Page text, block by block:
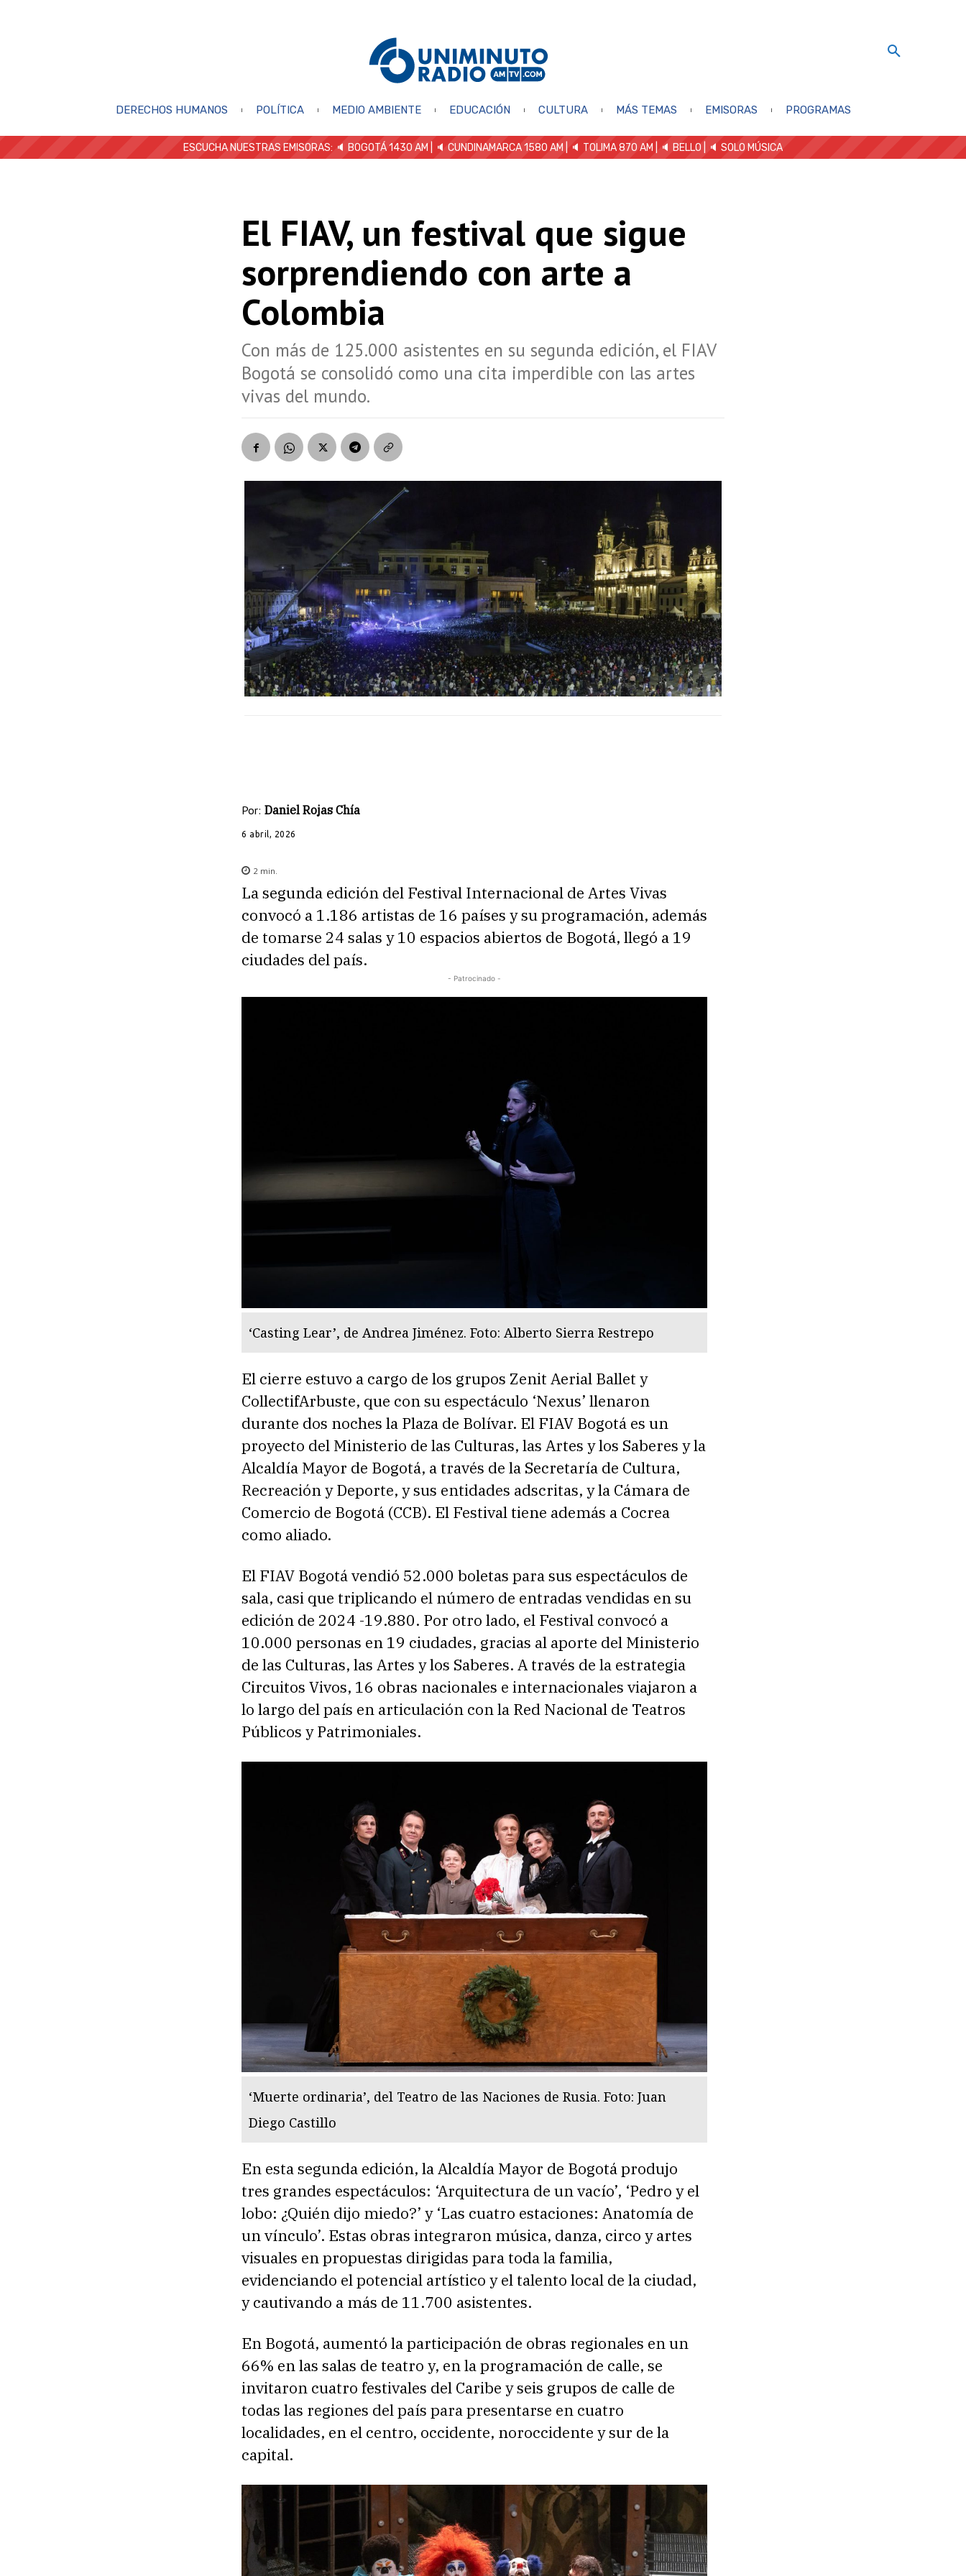
DERECHOS HUMANOS POLÍTICA MEDIO AMBIENTE EDUCACIÓN CULTURA MÁS TEMAS EMISORAS PROGRAMAS
ESCUCHA NUESTRAS EMISORAS: 🔈 BOGOTÁ 1430 AM | 🔈 CUNDINAMARCA 1580 AM | 🔈 TOLIMA 870 AM | 🔈 BELLO 🔈 SOLO MÚSICA
El FIAV, un festival que sigue
sorprendiendo con arte a
Colombia
Con más de 125.000 asistentes en su segunda edición, el FIAV
Bogotá se consolidó como una cita imperdible con las artes
vivas del mundo.
Por: Daniel Rojas Chía
6 abril, 2026
2 min.
La segunda edición del Festival Internacional de Artes Vivas
convocó a 1.186 artistas de 16 países y su programación, además
de tomarse 24 salas y 10 espacios abiertos de Bogotá, llegó a 19
ciudades del país.
- Patrocinado -
‘Casting Lear’, de Andrea Jiménez. Foto: Alberto Sierra Restrepo
El cierre estuvo a cargo de los grupos Zenit Aerial Ballet y
CollectifArbuste, que con su espectáculo ‘Nexus’ llenaron
durante dos noches la Plaza de Bolívar. El FIAV Bogotá es un
proyecto del Ministerio de las Culturas, las Artes y los Saberes y la
Alcaldía Mayor de Bogotá, a través de la Secretaría de Cultura,
Recreación y Deporte, y sus entidades adscritas, y la Cámara de
Comercio de Bogotá (CCB). El Festival tiene además a Cocrea
como aliado.
El FIAV Bogotá vendió 52.000 boletas para sus espectáculos de
sala, casi que triplicando el número de entradas vendidas en su
edición de 2024 -19.880. Por otro lado, el Festival convocó a
10.000 personas en 19 ciudades, gracias al aporte del Ministerio
de las Culturas, las Artes y los Saberes. A través de la estrategia
Circuitos Vivos, 16 obras nacionales e internacionales viajaron a
lo largo del país en articulación con la Red Nacional de Teatros
Públicos y Patrimoniales.
‘Muerte ordinaria’, del Teatro de las Naciones de Rusia. Foto: Juan
Diego Castillo
En esta segunda edición, la Alcaldía Mayor de Bogotá produjo
tres grandes espectáculos: ‘Arquitectura de un vacío’, ‘Pedro y el
lobo: ¿Quién dijo miedo?’ y ‘Las cuatro estaciones: Anatomía de
un vínculo’. Estas obras integraron música, danza, circo y artes
visuales en propuestas dirigidas para toda la familia,
evidenciando el potencial artístico y el talento local de la ciudad,
y cautivando a más de 11.700 asistentes.
En Bogotá, aumentó la participación de obras regionales en un
66% en las salas de teatro y, en la programación de calle, se
invitaron cuatro festivales del Caribe y seis grupos de calle de
todas las regiones del país para presentarse en cuatro
localidades, en el centro, occidente, noroccidente y sur de la
capital.